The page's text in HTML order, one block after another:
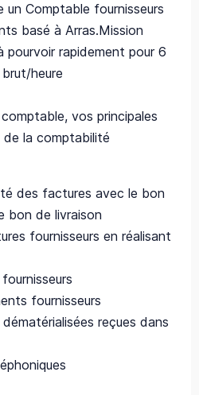
un Comptable fournisseurs
basé à Arras.Mission
pourvoir rapidement pour 6
heure
vos principales
la comptabilité
des factures avec le bon
bon de livraison
fournisseurs en réalisant
fournisseurs
reçues dans